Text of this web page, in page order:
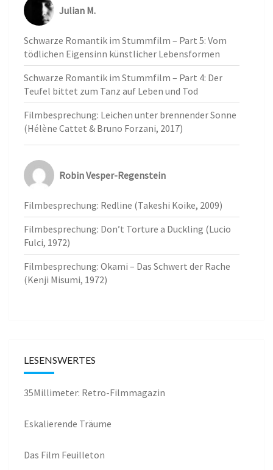
Julian M.
Schwarze Romantik im Stummfilm – Part 5: Vom
tödlichen Eigensinn künstlicher Lebensformen
Schwarze Romantik im Stummfilm – Part 4: Der
Teufel bittet zum Tanz auf Leben und Tod
Filmbesprechung: Leichen unter brennender Sonne
(Hélène Cattet & Bruno Forzani, 2017)
Robin Vesper-Regenstein
Filmbesprechung: Redline (Takeshi Koike, 2009)
Filmbesprechung: Don’t Torture a Duckling (Lucio
Fulci, 1972)
Filmbesprechung: Okami – Das Schwert der Rache
(Kenji Misumi, 1972)
LESENSWERTES
35Millimeter: Retro-Filmmagazin
Eskalierende Träume
Das Film Feuilleton